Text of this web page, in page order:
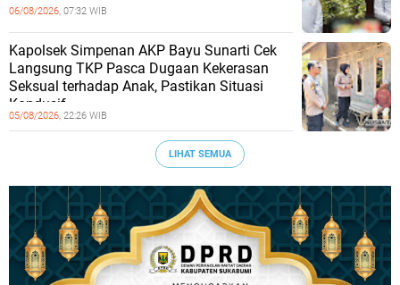
06/08/2026, 07:32 WIB
Kapolsek Simpenan AKP Bayu Sunarti Cek
Langsung TKP Pasca Dugaan Kekerasan
Seksual terhadap Anak, Pastikan Situasi
Kondusif
05/08/2026, 22:26 WIB
LIHAT SEMUA